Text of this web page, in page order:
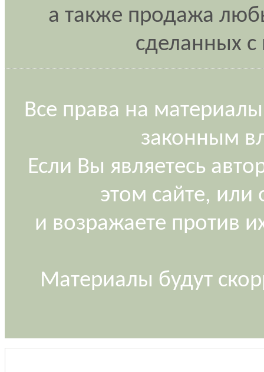
а также продажа
сделанных
Все права на
законным
Если Вы являетесь
этом сайте, или
и возражаете против
Материалы будут